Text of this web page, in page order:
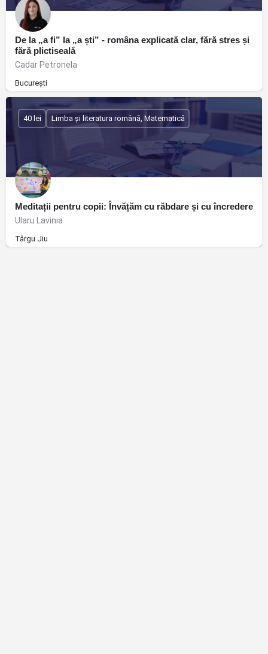
De la „a fi” la „a ști” - româna explicată clar, fără stres și
fără plictiseală
Cadar Petronela
București
Meditații pentru copii: Învățăm cu răbdare și cu încredere
Ularu Lavinia
Târgu Jiu
40 lei Limba și literatura română, Matematică